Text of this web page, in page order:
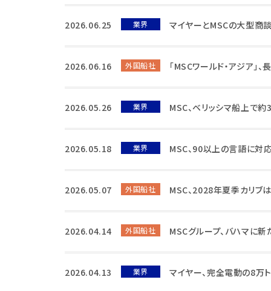
2026.06.25 業界 マイヤーとMSCの大型商
2026.06.16 外国船社 「MSCワールド・アジア」
2026.05.26 業界 MSC、ベリッシマ船上で
2026.05.18 業界 MSC、90以上の言語に対
2026.05.07 外国船社 MSC、2028年夏季カリブ
2026.04.14 外国船社 MSCグループ、バハマに新
2026.04.13 業界 マイヤー、完全電動の8万